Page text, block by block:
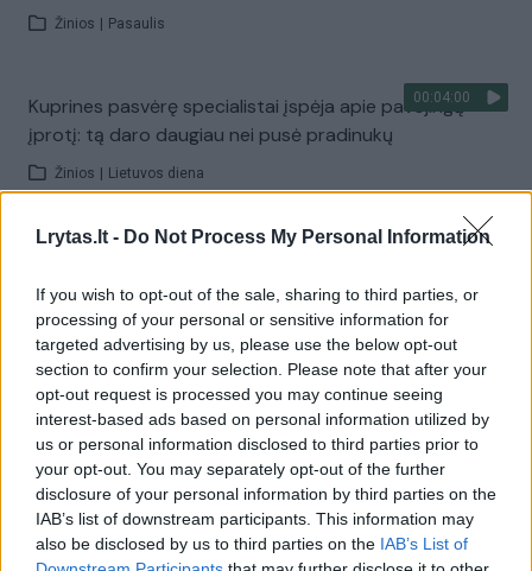
Lrytas.lt - Do Not Process My Personal Information
If you wish to opt-out of the sale, sharing to third parties, or
processing of your personal or sensitive information for
targeted advertising by us, please use the below opt-out
section to confirm your selection. Please note that after your
opt-out request is processed you may continue seeing
interest-based ads based on personal information utilized by
us or personal information disclosed to third parties prior to
your opt-out. You may separately opt-out of the further
disclosure of your personal information by third parties on the
IAB’s list of downstream participants. This information may
also be disclosed by us to third parties on the IAB’s List of
Žinios Pasaulis
00:04:00
Kuprines pasvėrę specialistai įspėja apie pavojingą
įprotį: tą daro daugiau nei pusė pradinukų
Žinios Lietuvos diena
Visi įrašai
Žiūrimiausi įrašai
00:00:30
Vaizdai iš tragiškos avarijos Vilniaus r.: dviejų moterų ir
vaiko gyvybių išgelbėti nepavyko
Žinios Lietuvos diena